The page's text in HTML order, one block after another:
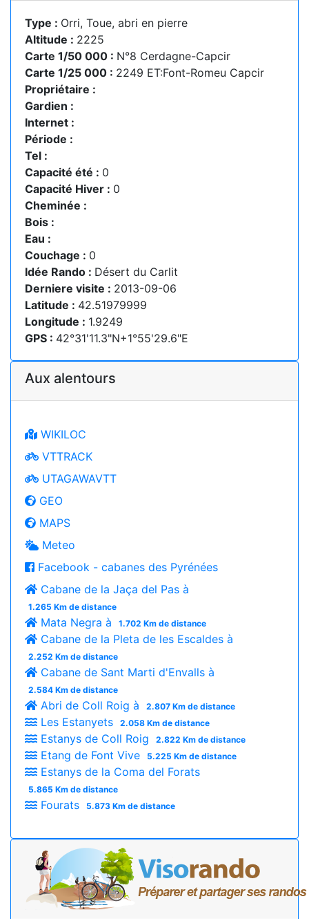
Type : Orri, Toue, abri en pierre
Altitude : 2225
Carte 1/50 000 : N°8 Cerdagne-Capcir
Carte 1/25 000 : 2249 ET:Font-Romeu Capcir
Propriétaire :
Gardien :
Internet :
Période :
Tel :
Capacité été : 0
Capacité Hiver : 0
Cheminée :
Bois :
Eau :
Couchage : 0
Idée Rando : Désert du Carlit
Derniere visite : 2013-09-06
Latitude : 42.51979999
Longitude : 1.9249
GPS : 42°31'11.3"N+1°55'29.6"E
Aux alentours
WIKILOC
VTTRACK
UTAGAWAVTT
GEO
MAPS
Meteo
Facebook - cabanes des Pyrénées
Cabane de la Jaça del Pas à
1.265 Km de distance
Mata Negra à 1.702 Km de distance
Cabane de la Pleta de les Escaldes à
2.252 Km de distance
Cabane de Sant Marti d'Envalls à
2.584 Km de distance
Abri de Coll Roig à 2.807 Km de distance
Les Estanyets 2.058 Km de distance
Estanys de Coll Roig 2.822 Km de distance
Etang de Font Vive 5.225 Km de distance
Estanys de la Coma del Forats
5.865 Km de distance
Fourats 5.873 Km de distance